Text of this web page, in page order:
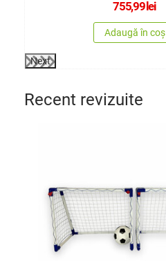
755,99lei
Adaugă în coș
Next
Recent revizuite